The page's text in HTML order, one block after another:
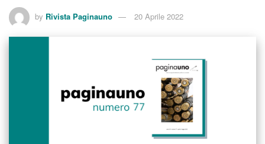
by Rivista Paginauno 20 Aprile 2022